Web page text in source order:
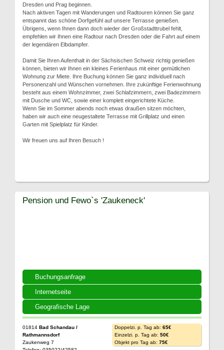
Dresden und Prag beginnen.
Nach aktiven Tagen mit Wanderungen und Radtouren können Sie ganz
entspannt das schöne Dorfgefühl auf unsere Terrasse genießen.
Übrigens, wenn Ihnen dann doch wieder der Großstadttrubel fehlt,
empfehlen wir Ihnen eine Radtour nach Dresden oder die Fahrt auf einem
der legendären Elbdampfer.
Damit Sie Ihren Aufenthalt in der Sächsischen Schweiz richtig genießen
können, bieten wir Ihnen ein kleines Ferienhaus mit einer gemütlichen
Wohnung zur Miete. Ihre Buchung können Sie ganz individuell nach
Personenzahl und Wünschen vornehmen. Ihre zukünftige Ferienwohnung
besteht aus einem Wohnzimmer, zwei Schlafzimmern, zwei Badezimmern
mit Dusche und WC, sowie einer komplett eingerichtete Küche.
Wenn Sie im Sommer abends noch etwas draußen sitzen möchten,
haben wir auch eine neugestaltete Terrasse mit Grillplatz und einen
Garten mit Spielplatz für Kinder.
Wir freuen uns auf Ihren Besuch !
Buchungsanfrage
Internetseite
Geografische Lage
Pension und Fewo`s 'Zaukeneck'
01814 Bad Schandau /
Rathmannsdorf
Zaukenweg 7
Doppelzi. p. Tag ab: 65€
Einzelzi. p. Tag ab: 50€
Objekt pro Tag ab: 75€